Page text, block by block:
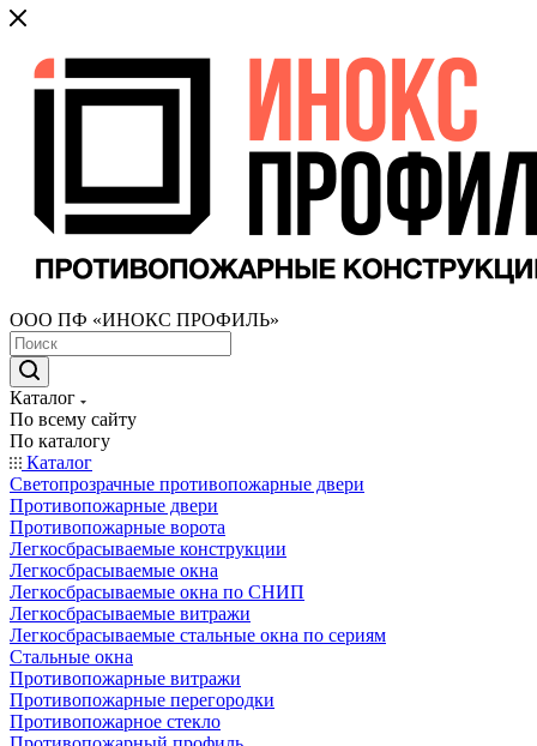
ООО ПФ «ИНОКС ПРОФИЛЬ»
Каталог
По всему сайту
По каталогу
Каталог
Светопрозрачные противопожарные двери
Противопожарные двери
Противопожарные ворота
Легкосбрасываемые конструкции
Легкосбрасываемые окна
Легкосбрасываемые окна по СНИП
Легкосбрасываемые витражи
Легкосбрасываемые стальные окна по сериям
Стальные окна
Противопожарные витражи
Противопожарные перегородки
Противопожарное стекло